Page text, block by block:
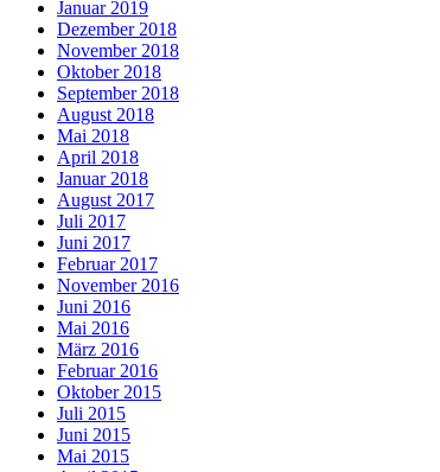
Januar 2019
Dezember 2018
November 2018
Oktober 2018
September 2018
August 2018
Mai 2018
April 2018
Januar 2018
August 2017
Juli 2017
Juni 2017
Februar 2017
November 2016
Juni 2016
Mai 2016
März 2016
Februar 2016
Oktober 2015
Juli 2015
Juni 2015
Mai 2015